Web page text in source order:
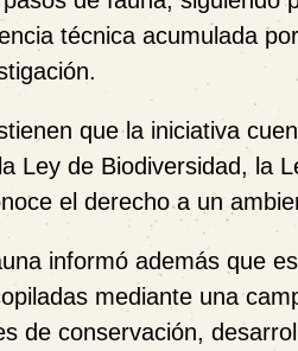
técnica acumulada
que la iniciativa
Ley de Biodiversidad, la
el derecho a un
informó además que
mediante una
de conservación,